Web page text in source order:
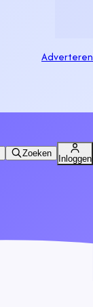
Adverteren
Zoeken
Inloggen